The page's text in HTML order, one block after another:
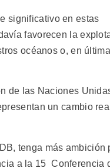
significativo en estas
favorecen la
océanos o, en
de las Naciones
un cambio
tenga más ambición
a la 15 Conferencia